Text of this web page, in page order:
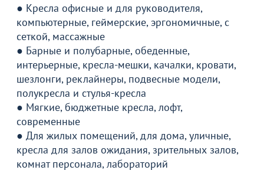
● Кресла офисные и для руководителя,
компьютерные, геймерские, эргономичные, с
сеткой, массажные
● Барные и полубарные, обеденные,
интерьерные, кресла-мешки, качалки, кровати,
шезлонги, реклайнеры, подвесные модели,
полукресла и стулья-кресла
● Мягкие, бюджетные кресла, лофт,
современные
● Для жилых помещений, для дома, уличные,
кресла для залов ожидания, зрительных залов,
комнат персонала, лабораторий